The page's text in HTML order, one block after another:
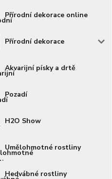
Přírodní dekorace online
Přírodní dekorace
Akvarijní písky a drtě
Pozadí
H2O Show
Umělohmotné rostliny
Hedvábné rostliny